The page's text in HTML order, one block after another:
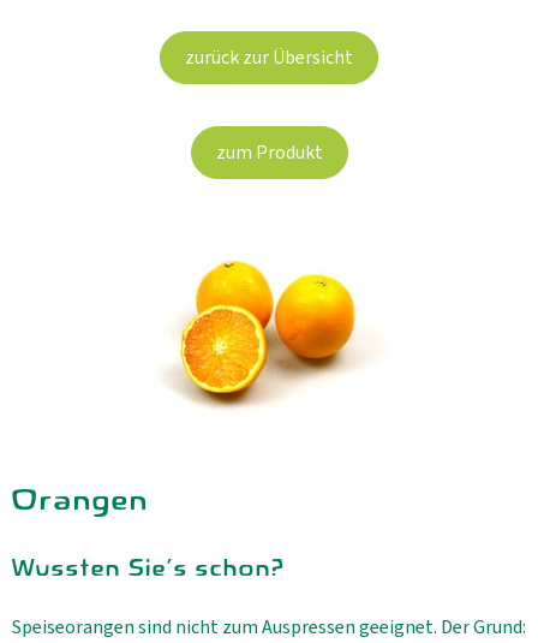
zurück zur Übersicht
zum Produkt
Orangen
Wussten Sie's schon?
Speiseorangen sind nicht zum Auspressen geeignet. Der Grund: